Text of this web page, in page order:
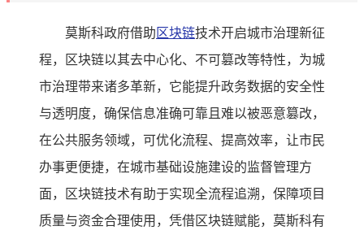
莫斯科政府借助 区块链技术开启城市治理新征
程，区块链以其去中心化、不可篡改等特性，为城
市治理带来诸多革新，它能提升政务数据的安全性
与透明度，确保信息准确可靠且难以被恶意篡改，
在公共服务领域，可优化流程、提高效率，让市民
办事更便捷，在城市基础设施建设的监督管理方
面，区块链技术有助于实现全流程追溯，保障项目
质量与资金合理使用，凭借区块链赋能，莫斯科有